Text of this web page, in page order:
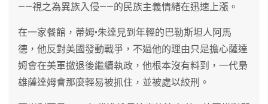
——視之為異族入侵——的民族主義情緒在迅速上漲。
在一家餐館，蒂姆•朱達見到年輕的巴勒斯坦人阿馬
德，他反對美國發動戰爭，不過他的理由只是擔心薩達
姆會在美軍撤退後繼續執政，他根本沒有料到，一代梟
雄薩達姆會那麼輕易被抓住，並被處以絞刑。